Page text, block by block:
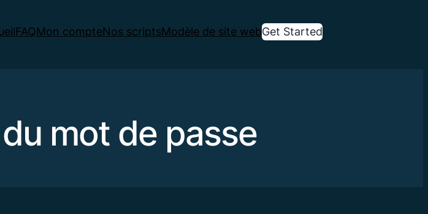
FAQMon compteNos scriptsModèle de site webGet Started
mot de passe